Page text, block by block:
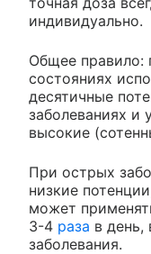
индивидуально.
Общее правило:
состояниях
десятичные
заболеваниях и
высокие
При острых
низкие
может
3-4 раза в день,
заболевания.